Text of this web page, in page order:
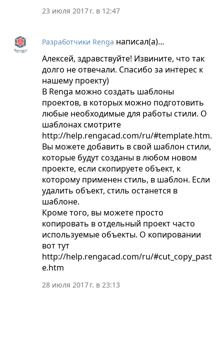
23 июля 2017 г. в 12:47
Разработчики Renga написал(а)…
Алексей, здравствуйте! Извините, что так
долго не отвечали. Спасибо за интерес к
нашему проекту)
В Renga можно создать шаблоны
проектов, в которых можно подготовить
любые необходимые для работы стили. О
шаблонах смотрите
http://help.rengacad.com/ru/#template.htm.
Вы можете добавить в свой шаблон стили,
которые будут созданы в любом новом
проекте, если скопируете объект, к
которому применен стиль, в шаблон. Если
удалить объект, стиль останется в
шаблоне.
Кроме того, вы можете просто
копировать в отдельный проект часто
используемые объекты. О копировании
вот тут
http://help.rengacad.com/ru/#cut_copy_past
e.htm
28 июля 2017 г. в 23:13